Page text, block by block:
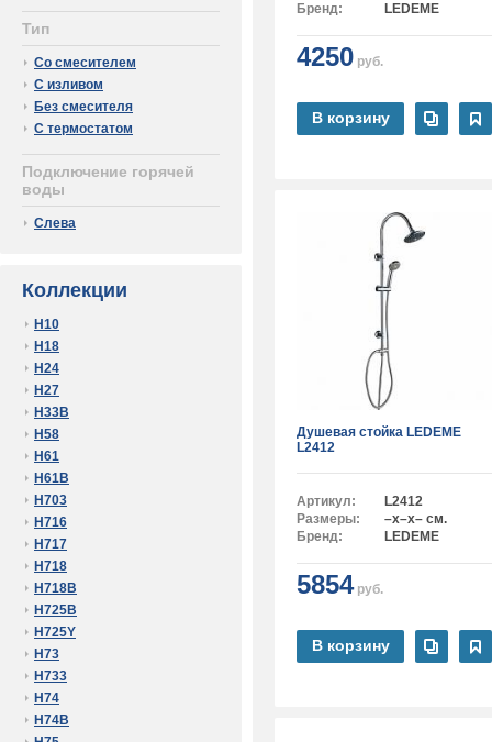
Тип
Со смесителем
С изливом
Без смесителя
С термостатом
Подключение горячей
воды
Слева
Коллекции
H10
H18
H24
H27
H33B
H58
H61
H61B
H703
H716
H717
H718
H718B
H725B
H725Y
H73
H733
H74
H74B
Бренд:
LEDEME
4250 руб.
В корзину
Душевая стойка LEDEME
L2412
Артикул:
L2412
Размеры:
–x–x– см.
Бренд:
LEDEME
5854руб.
В корзину